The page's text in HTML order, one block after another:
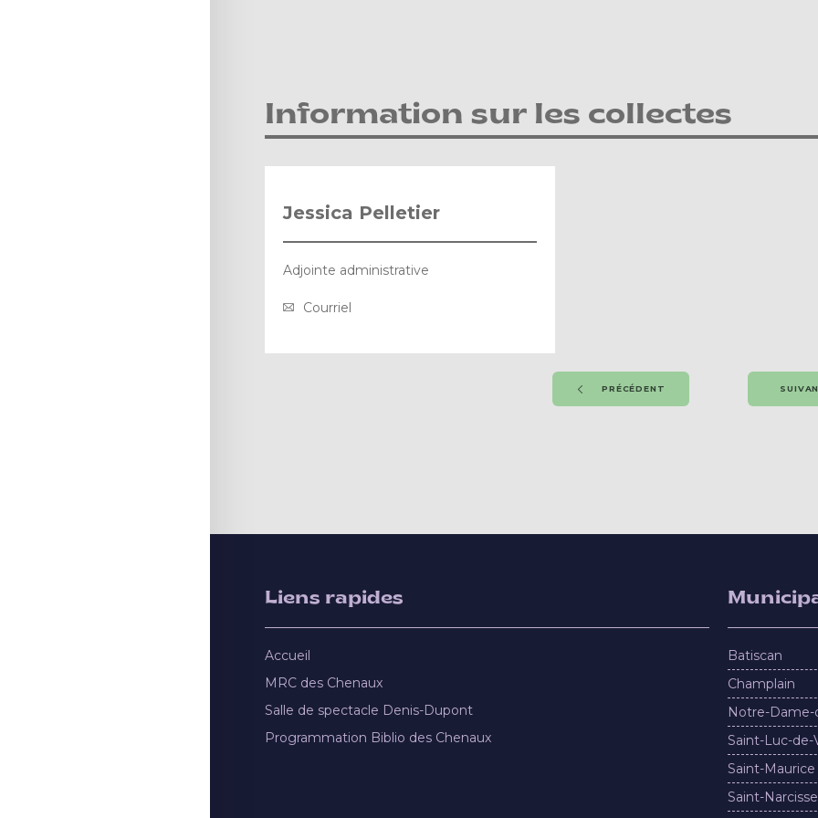
Information sur les collectes
Jessica Pelletier
Adjointe administrative
Courriel
PRÉCÉDENT
Liens rapides
Accueil
MRC des Chenaux
Salle de spectacle Denis-Dupont
Programmation Biblio des Chenaux
Batiscan
Champlain
Notre-
Saint-Luc-de-
Saint-Maurice
Saint-Narcisse